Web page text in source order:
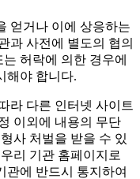
얻거나 이에 상응하는
과 사전에 별도의 협의
허락에 의한 경우에
해야 합니다.
라 다른 인터넷 사이트
이외에 내용의 무단
사 처벌을 받을 수 있
리 기관 홈페이지로
관에 반드시 통지하여